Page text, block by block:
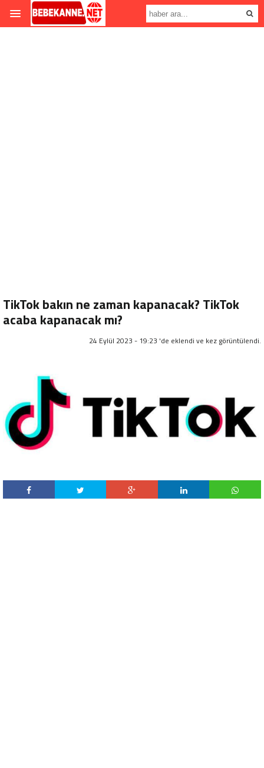
TikTok bakın ne zaman kapanacak? TikTok
acaba kapanacak mı?
24 Eylül 2023 - 19:23 'de eklendi ve kez görüntülendi.